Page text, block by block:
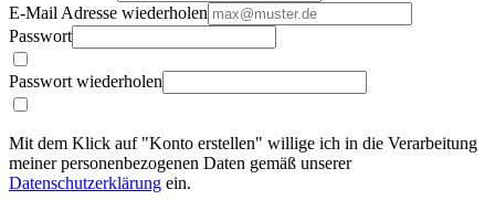
E-Mail Adresse wiederholen
Passwort
Passwort wiederholen
Mit dem Klick auf "Konto erstellen" willige ich in die Verarbeitung
meiner personenbezogenen Daten gemäß unserer
Datenschutzerklärung ein.